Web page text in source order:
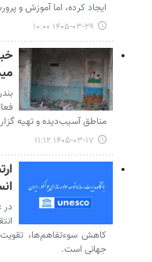
ایجاد کرده، اما آموزش و
۱۴۰۵-۰۳-۲۹ ۱۰:۰۰
مناطق آسیب‌دیده و تهیه
۱۴۰۵-۰۳-۱۷ ۱۱:۱۲
در
کاهش سوء‌تفاهم‌ها، تقویت
جهانی است.